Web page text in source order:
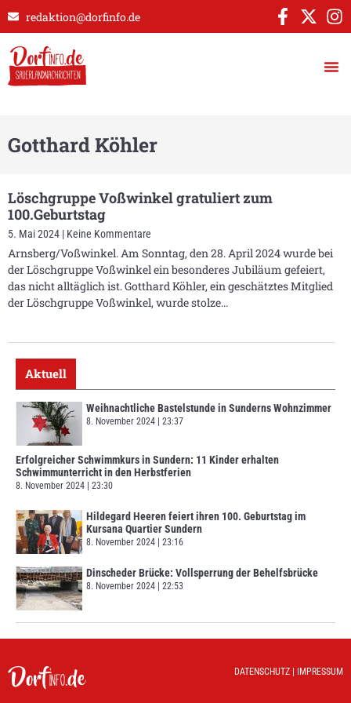
redaktion@dorfinfo.de
Gotthard Köhler
Löschgruppe Voßwinkel gratuliert zum
100.Geburtstag
5. Mai 2024 Keine Kommentare
Arnsberg/Voßwinkel. Am Sonntag, den 28. April 2024 wurde bei
der Löschgruppe Voßwinkel ein besonderes Jubiläum gefeiert,
das nicht alltäglich ist. Gotthard Köhler, ein geschätztes Mitglied
der Löschgruppe Voßwinkel, wurde stolze
Aktuell
Weihnachtliche Bastelstunde in Sunderns Wohnzimmer
8. November 2024 23:37
Erfolgreicher Schwimmkurs in Sundern: 11 Kinder erhalten
Schwimmunterricht in den Herbstferien
8. November 2024 23:30
Hildegard Heeren feiert ihren 100. Geburtstag im
Kursana Quartier Sundern
8. November 2024 23:16
Dinscheder Brücke: Vollsperrung der Behelfsbrücke
8. November 2024 22:53
DATENSCHUTZ IMPRESSUM